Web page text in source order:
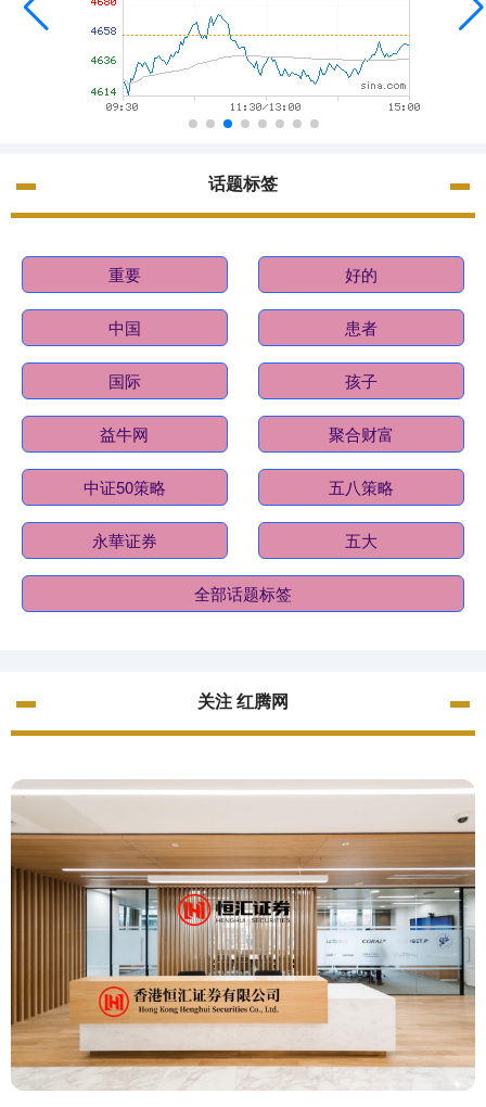
话题标签
重要 好的
中国 患者
国际 孩子
益牛网 聚合财富
中证50策略 五八策略
永華证券 五大
全部话题标签
关注 红腾网